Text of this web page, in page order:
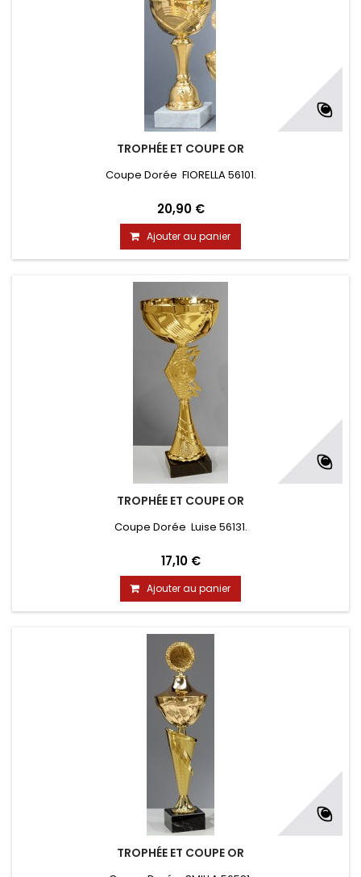
TROPHÉE ET COUPE OR
Coupe Dorée FIORELLA 56101.
20,90 €
Ajouter au panier
TROPHÉE ET COUPE OR
Coupe Dorée Luise 56131.
17,10 €
Ajouter au panier
TROPHÉE ET COUPE OR